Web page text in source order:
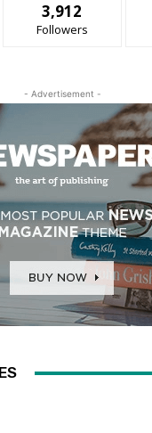
3,912
Followers
- Advertisement -